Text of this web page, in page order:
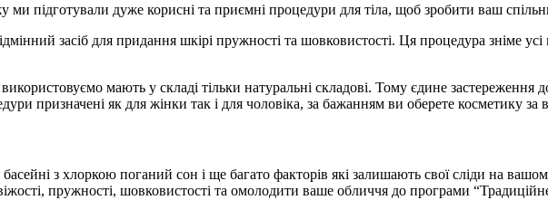
підготували дуже корисні та приємні процедури для тіла, щоб зробити ваш
засіб для придання шкірі пружності та шовковистості. Ця процедура зніме
мають у складі тільки натуральні складові. Тому єдине
призначені як для жінки так і для чоловіка, за бажанням ви оберете косметику
з хлоркою поганий сон і ще багато факторів які залишають свої сліди на
пружності, шовковистості та омолодити ваше обличчя до програми